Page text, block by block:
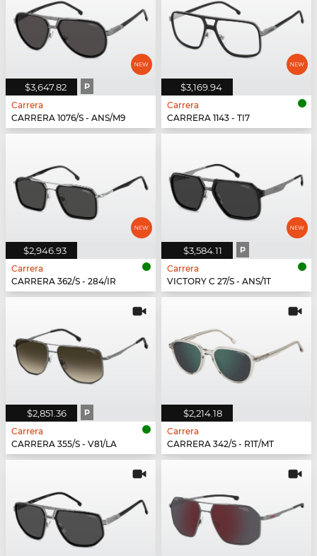
$3,647.82 P
Carrera
CARRERA 1076/S - ANS/M9
$3,169.94
Carrera
CARRERA 1143 - TI7
$2,946.93
Carrera
CARRERA 362/S - 284/IR
$3,584.11 P
Carrera
VICTORY C 27/S - ANS/1T
$2,851.36 P
Carrera
CARRERA 355/S - V81/LA
$2,214.18
Carrera
CARRERA 342/S - R1T/MT